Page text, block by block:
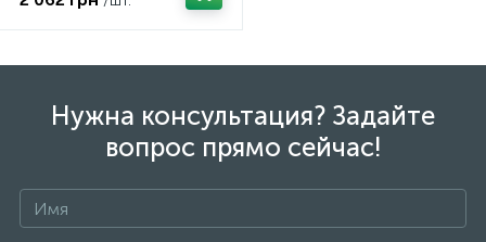
Нужна консультация? Задайте
вопрос прямо сейчас!